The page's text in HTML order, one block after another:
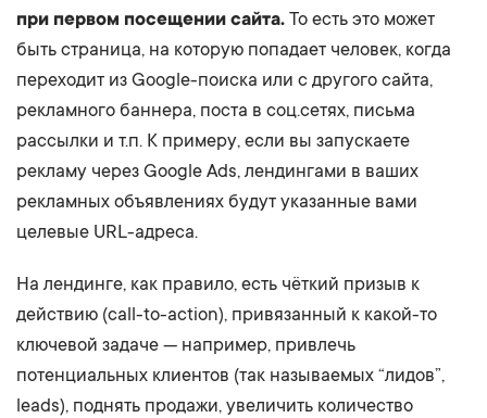
при первом посещении сайта. То есть это может
быть страница, на которую попадает человек, когда
переходит из Google-поиска или с другого сайта,
рекламного баннера, поста в соц.сетях, письма
рассылки и т.п. К примеру, если вы запускаете
рекламу через Google Ads, лендингами в ваших
рекламных объявлениях будут указанные вами
целевые URL-адреса.
На лендинге, как правило, есть чёткий призыв к
действию (call-to-action), привязанный к какой-то
ключевой задаче — например, привлечь
потенциальных клиентов (так называемых “лидов”,
leads), поднять продажи, увеличить количество